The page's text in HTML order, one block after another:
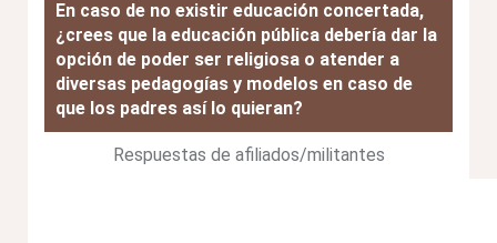
En caso de no existir educación concertada,
¿crees que la educación pública debería dar la
opción de poder ser religiosa o atender a
diversas pedagogías y modelos en caso de
que los padres así lo quieran?
Respuestas de afiliados/militantes